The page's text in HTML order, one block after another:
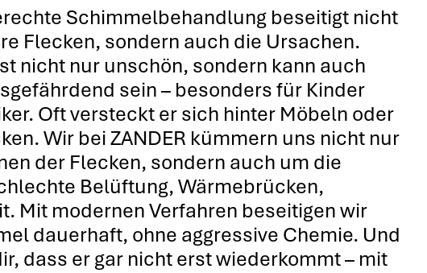
Schimmelbehandlung beseitigt nicht
Flecken, sondern auch die Ursachen.
nicht nur unschön, sondern kann auch
sein – besonders für Kinder
Oft versteckt er sich hinter Möbeln oder
Wir bei ZANDER kümmern uns nicht nur
der Flecken, sondern auch um die
Belüftung, Wärmebrücken,
Mit modernen Verfahren beseitigen wir
dauerhaft, ohne aggressive Chemie. Und
dass er gar nicht erst wiederkommt – mit